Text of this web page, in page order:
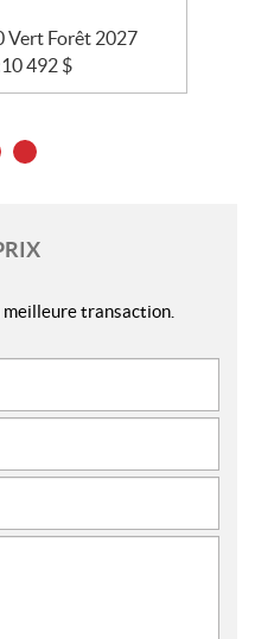
Vert Forêt 2027
10 492 $
transaction.